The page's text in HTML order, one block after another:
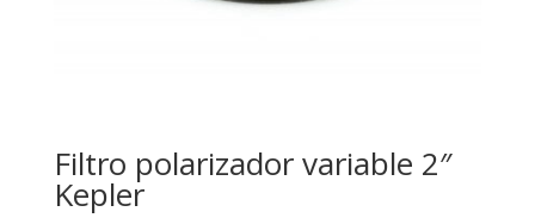
Filtro polarizador variable 2″
Kepler